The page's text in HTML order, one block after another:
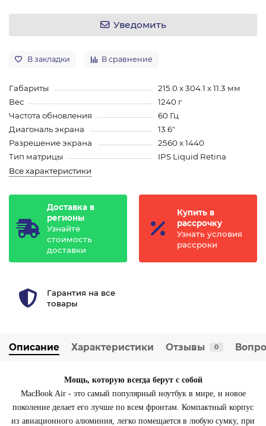
Уведомить
В закладки В сравнение
Габариты
215.0 x 304.1 x 11.3 мм
Вес
1240 г
Частота обновления
60 Гц
Диагональ экрана
13.6"
Разрешение экрана
2560 x 1440
Тип матрицы
IPS Liquid Retina
Все характеристики
Доставка в
регионы
Узнайте
стоимость
доставки
Купить в
рассрочку
Узнать условия
рассроки
Гарантия на все
товары
Описание Характеристики Отзывы 0
Мощь, которую всегда берут с собой
MacBook Air - это самый популярный ноутбук в мире, и новое
поколение делает его лучше по всем фронтам. Компактный корпус
из авиационного алюминия, легко помещается в любую сумку, при